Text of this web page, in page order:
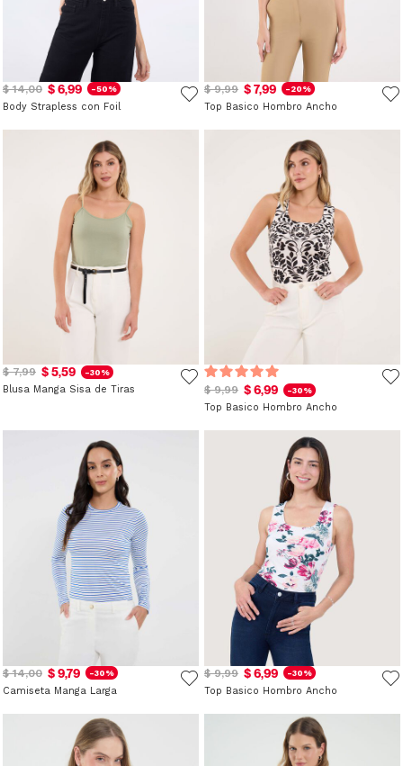
$ 14,00 $ 6,99 -50%
Body Strapless con Foil
$ 9,99 $ 7,99 -20%
Top Basico Hombro Ancho
$ 7,99 $ 5,59 -30%
Blusa Manga Sisa de Tiras $ 9,99 $ 6,99 -30%
Top Basico Hombro Ancho
$ 14,00 $ 9,79 -30%
Camiseta Manga Larga
$ 9,99 $ 6,99 -30%
Top Basico Hombro Ancho